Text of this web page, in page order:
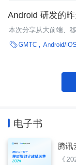
Android 研发的
本次分享从大前端、
域的发展提供一个前
GMTC Android/iOS
电子书
腾讯
《